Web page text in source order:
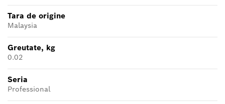
Tara de origine
Malaysia
Greutate, kg
0.02
Seria
Professional